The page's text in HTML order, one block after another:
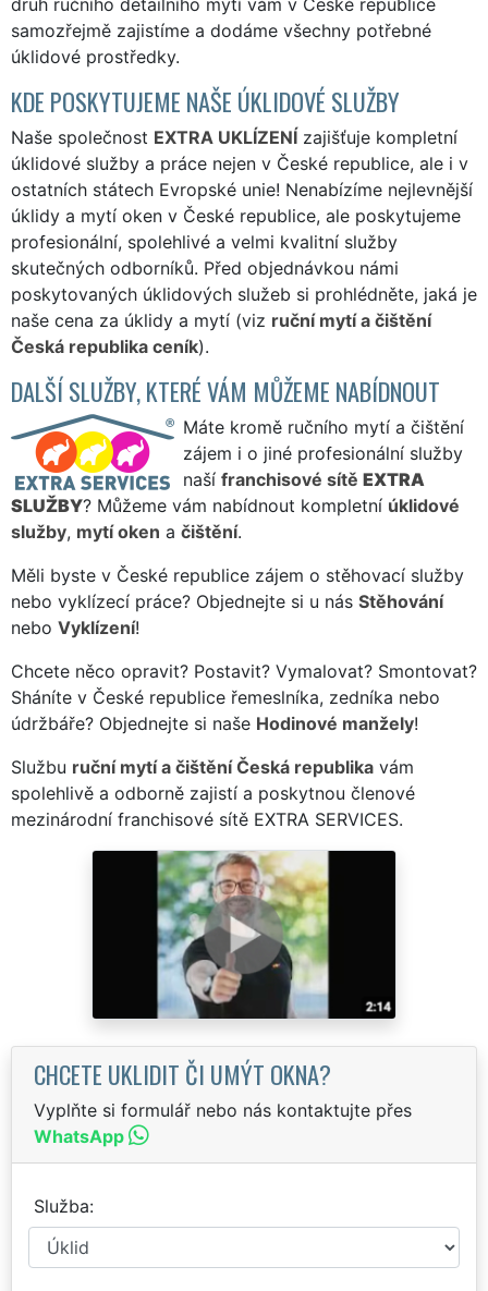
samozřejmě zajistíme a dodáme všechny potřebné
úklidové prostředky.
KDE POSKYTUJEME NAŠE ÚKLIDOVÉ SLUŽBY
Naše společnost EXTRA UKLÍZENÍ zajišťuje kompletní
úklidové služby a práce nejen v České republice, ale i v
ostatních státech Evropské unie! Nenabízíme nejlevnější
úklidy a mytí oken v České republice, ale poskytujeme
profesionální, spolehlivé a velmi kvalitní služby
skutečných odborníků. Před objednávkou námi
poskytovaných úklidových služeb si prohlédněte, jaká je
naše cena za úklidy a mytí (viz ruční mytí a čištění
Česká republika ceník).
DALŠÍ SLUŽBY, KTERÉ VÁM MŮŽEME NABÍDNOUT
Máte kromě ručního mytí a čištění
zájem i o jiné profesionální služby
naší franchisové sítě EXTRA
SLUŽBY? Můžeme vám nabídnout kompletní úklidové
služby, mytí oken a čištění.
Měli byste v České republice zájem o stěhovací služby
nebo vyklízecí práce? Objednejte si u nás Stěhování
nebo Vyklízení!
Chcete něco opravit? Postavit? Vymalovat? Smontovat?
Sháníte v České republice řemeslníka, zedníka nebo
údržbáře? Objednejte si naše Hodinové manžely!
Službu ruční mytí a čištění Česká republika vám
spolehlivě a odborně zajistí a poskytnou členové
mezinárodní franchisové sítě EXTRA SERVICES.
CHCETE UKLIDIT ČI UMÝT OKNA?
Vyplňte si formulář nebo nás kontaktujte přes
WhatsApp
Služba